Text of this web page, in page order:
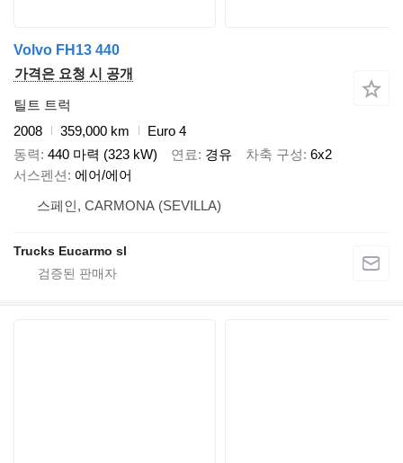
Volvo FH13 440
가격은 요청 시 공개
틸트 트럭
2008
359,000 km
Euro 4
동력 440 마력 (323 kW) 연료 경유 차축 구성 6x2
서스펜션 에어/에어
스페인, CARMONA (SEVILLA)
Trucks Eucarmo sl